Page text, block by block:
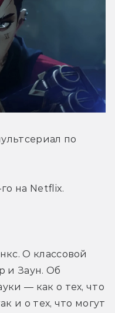
по
на Netflix.
О классовой
и Заун. Об
— как о тех, что
и о тех, что могут